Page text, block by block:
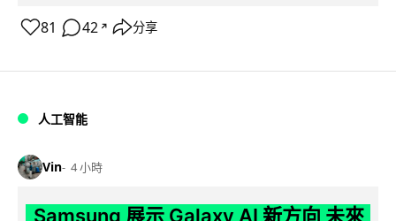
81 42 ↗ 分享
人工智能
Vin 4 小時
Samsung 展示 Galaxy AI 新方向 未來